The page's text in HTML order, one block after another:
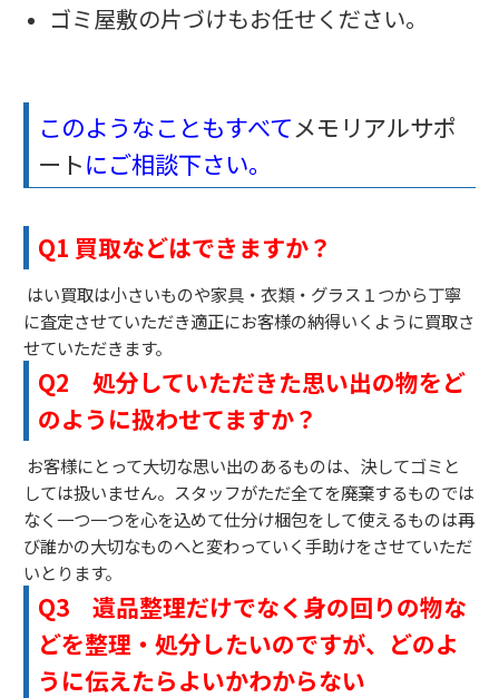
ゴミ屋敷の片づけもお任せください。
このようなこともすべてメモリアルサポ
ートにご相談下さい。
Q1 買取などはできますか？
はい買取は小さいものや家具・衣類・グラス１つから丁寧
に査定させていただき適正にお客様の納得いくように買取さ
せていただきます。
Q2 処分していただきた思い出の物をど
のように扱わせてますか？
お客様にとって大切な思い出のあるものは、決してゴミと
しては扱いません。スタッフがただ全てを廃棄するものでは
なく一つ一つを心を込めて仕分け梱包をして使えるものは再
び誰かの大切なものへと変わっていく手助けをさせていただ
いとります。
Q3 遺品整理だけでなく身の回りの物な
どを整理・処分したいのですが、どのよ
うに伝えたらよいかわからない